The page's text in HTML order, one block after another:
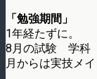
「勉強期間」
1年経たずに。
8月の試験 学科
月からは実技メイ